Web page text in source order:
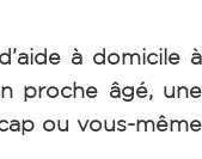
à domicile à
proche âgé, une
ou vous-même